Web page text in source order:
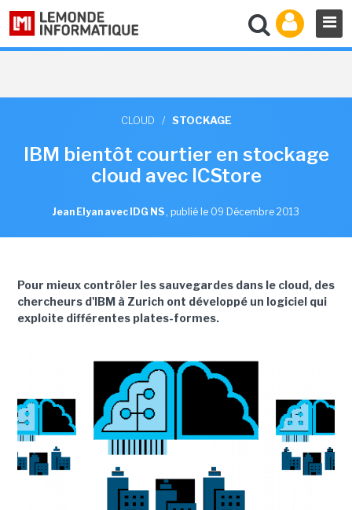
CLOUD / STOCKAGE
IBM bientôt courtier en stockage
cloud avec ICStore
Jean Elyan avec IDG NS , publié le 09 Décembre 2013
Pour mieux contrôler les sauvegardes dans le cloud, des
chercheurs d'IBM à Zurich ont développé un logiciel qui
exploite différentes plates-formes.